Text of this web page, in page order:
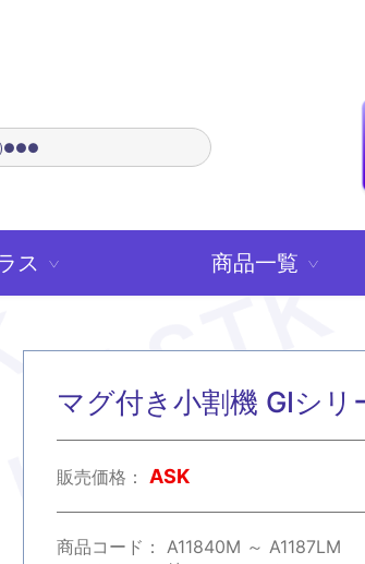
ス > 商品一覧 >
マグ付き小割機 GⅠシリ
販売価格： ASK
商品コード： A11840M ～ A1187LM